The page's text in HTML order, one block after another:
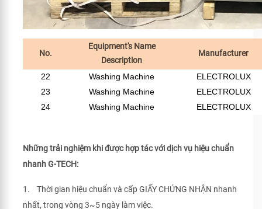
No.
Equipment's Name
Description
Manufacturer
22 Washing Machine
ELECTROLUX
23
Washing Machine
ELECTROLUX
24
Washing Machine ELECTROLUX
Những trải nghiệm khi được hợp tác với dịch vụ hiệu chuẩn
nhanh G-TECH:
1. Thời gian hiệu chuẩn và cấp GIẤY CHỨNG NHẬN nhanh
nhất, trong vòng 3~5 ngày làm việc.